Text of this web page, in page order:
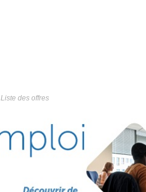
Liste des offres